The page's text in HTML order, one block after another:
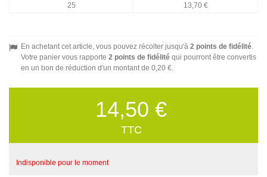
25
13,70 €
En achetant cet article, vous pouvez récolter jusqu'à 2 points de fidélité.
Votre panier vous rapporte 2 points de fidélité qui pourront être convertis
en un bon de réduction d'un montant de 0,20 €.
14,50 €
TTC
Indisponible pour le moment